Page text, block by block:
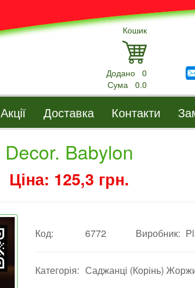
Кошик
Додано 0
Сума 0.0
Акції Доставка Контакти
Decor. Babylon
Ціна: 125,3 грн.
Код: 6772 Виробник:
Категорія: Саджанці (Корінь)